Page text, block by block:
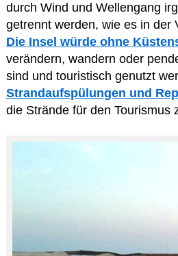
durch Wind und Wellengang
getrennt werden, wie es in der
Die Insel würde ohne
verändern, wandern oder
sind und touristisch genutzt
Strandaufspülungen und
die Strände für den Tourismus